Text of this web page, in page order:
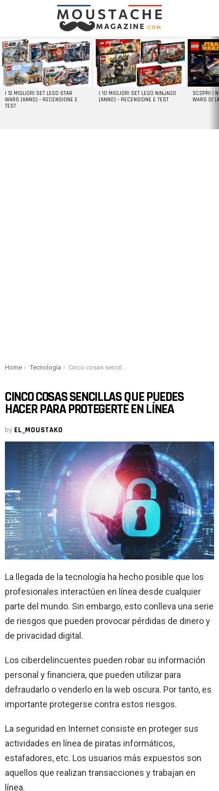
LATEST
STORIES
I 13 MIGLIORI SET LEGO STAR
WARS [ANNO] – RECENSIONE E
TEST
I 10 MIGLIORI SET LEGO NINJAGO
[ANNO] – RECENSIONE E TEST
SCOPRI I
WARS DI
You are here:
Home Tecnología Cinco cosas sencillas que puedes hacer para protegerte en línea
CINCO COSAS SENCILLAS QUE PUEDES
HACER PARA PROTEGERTE EN LÍNEA
by EL_MOUSTAKO
La llegada de la tecnología ha hecho posible que los
profesionales interactúen en línea desde cualquier
parte del mundo. Sin embargo, esto conlleva una serie
de riesgos que pueden provocar pérdidas de dinero y
de privacidad digital.
Los ciberdelincuentes pueden robar su información
personal y financiera, que pueden utilizar para
defraudarlo o venderlo en la web oscura. Por tanto, es
importante protegerse contra estos riesgos.
La seguridad en Internet consiste en proteger sus
actividades en línea de piratas informáticos,
estafadores, etc. Los usuarios más expuestos son
aquellos que realizan transacciones y trabajan en
línea.